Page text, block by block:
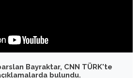
Bayraktar, CNN TÜRK'te
bulundu.